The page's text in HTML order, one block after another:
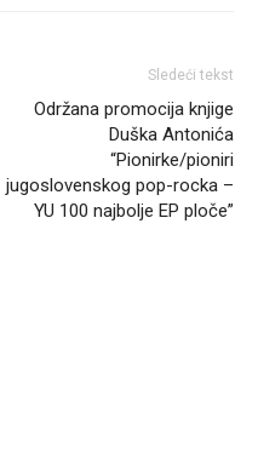
Sledeći tekst
Održana promocija knjige
Duška Antonića
“Pionirke/pioniri
jugoslovenskog pop-rocka –
YU 100 najbolje EP ploče”